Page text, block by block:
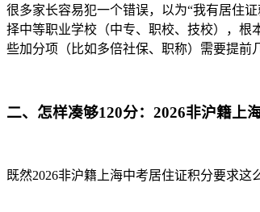
很多家长容易犯一个错误，以为“我有居住
择中等职业学校（中专、职校、技校），根
些加分项（比如多倍社保、职称）需要提前
二、怎样凑够120分：2026非沪籍上
既然2026非沪籍上海中考居住证积分要求